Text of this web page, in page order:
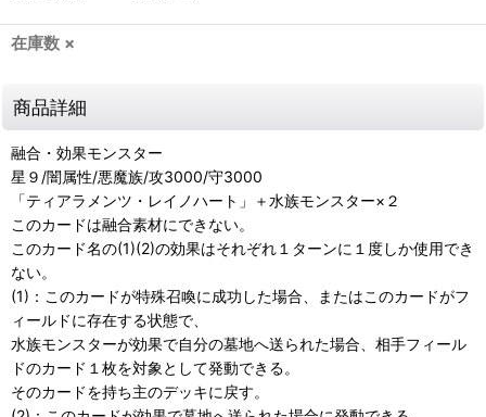
在庫数 ×
商品詳細
融合・効果モンスター
星９/闇属性/悪魔族/攻3000/守3000
「ティアラメンツ・レイノハート」＋水族モンスター×２
このカードは融合素材にできない。
このカード名の(1)(2)の効果はそれぞれ１ターンに１度しか使用でき
ない。
(1)：このカードが特殊召喚に成功した場合、またはこのカードがフ
ィールドに存在する状態で、
水族モンスターが効果で自分の墓地へ送られた場合、相手フィール
ドのカード１枚を対象として発動できる。
そのカードを持ち主のデッキに戻す。